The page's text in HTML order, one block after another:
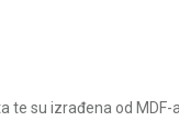
su izrađena od